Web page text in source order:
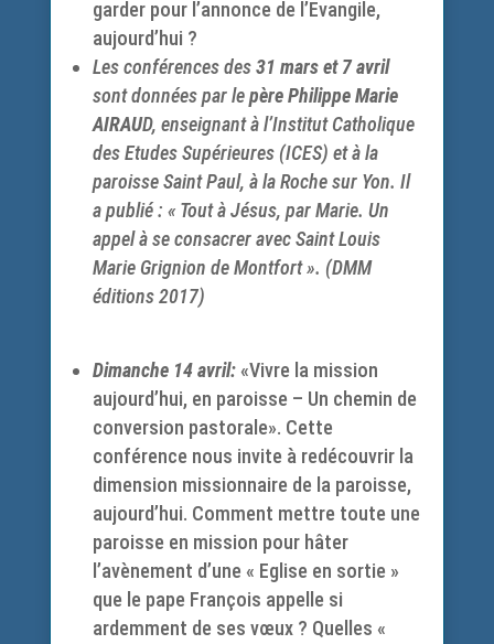
garder pour l’annonce de l’Evangile,
aujourd’hui ?
Les conférences des31 mars et 7 avril
sont données par lepère Philippe Marie
AIRAUD, enseignant à l’Institut Catholique
des Etudes Supérieures (ICES) et à la
paroisse Saint Paul, à la Roche sur Yon. Il
a publié : « Tout à Jésus, par Marie. Un
appel à se consacrer avec Saint Louis
Marie Grignion de Montfort ». (DMM
éditions 2017)
Dimanche 14 avril: «Vivre la mission
aujourd’hui, en paroisse – Un chemin de
conversion pastorale». Cette
conférence nous invite à redécouvrir la
dimension missionnaire de la paroisse,
aujourd’hui. Comment mettre toute une
paroisse en mission pour hâter
l’avènement d’une « Eglise en sortie »
que le pape François appelle si
ardemment de ses vœux ? Quelles «